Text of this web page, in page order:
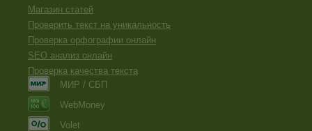
Магазин статей
Проверить текст на уникальность
Проверка орфографии онлайн
SEO анализ онлайн
Проверка качества текста
МИР / СБП
WebMoney
Volet